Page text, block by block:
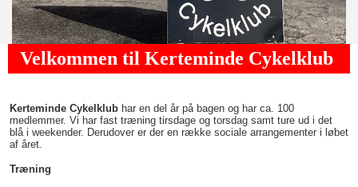
Velkommen til Kerteminde Cykelklub
Kerteminde Cykelklub har en del år på bagen og har ca. 100
medlemmer. Vi har fast træning tirsdage og torsdag samt ture ud i det
blå i weekender. Derudover er der en række sociale arrangementer i løbet
af året.
Træning